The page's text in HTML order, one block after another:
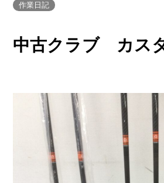
作業日記
中古クラブ カス